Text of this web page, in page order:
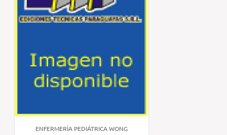
ENFERMERÍA PEDIÁTRICA WONG